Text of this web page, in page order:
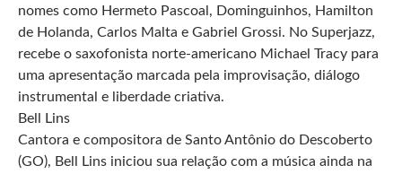
nomes como Hermeto Pascoal, Dominguinhos, Hamilton
de Holanda, Carlos Malta e Gabriel Grossi. No Superjazz,
recebe o saxofonista norte-americano Michael Tracy para
uma apresentação marcada pela improvisação, diálogo
instrumental e liberdade criativa.
Bell Lins
Cantora e compositora de Santo Antônio do Descoberto
(GO), Bell Lins iniciou sua relação com a música ainda na